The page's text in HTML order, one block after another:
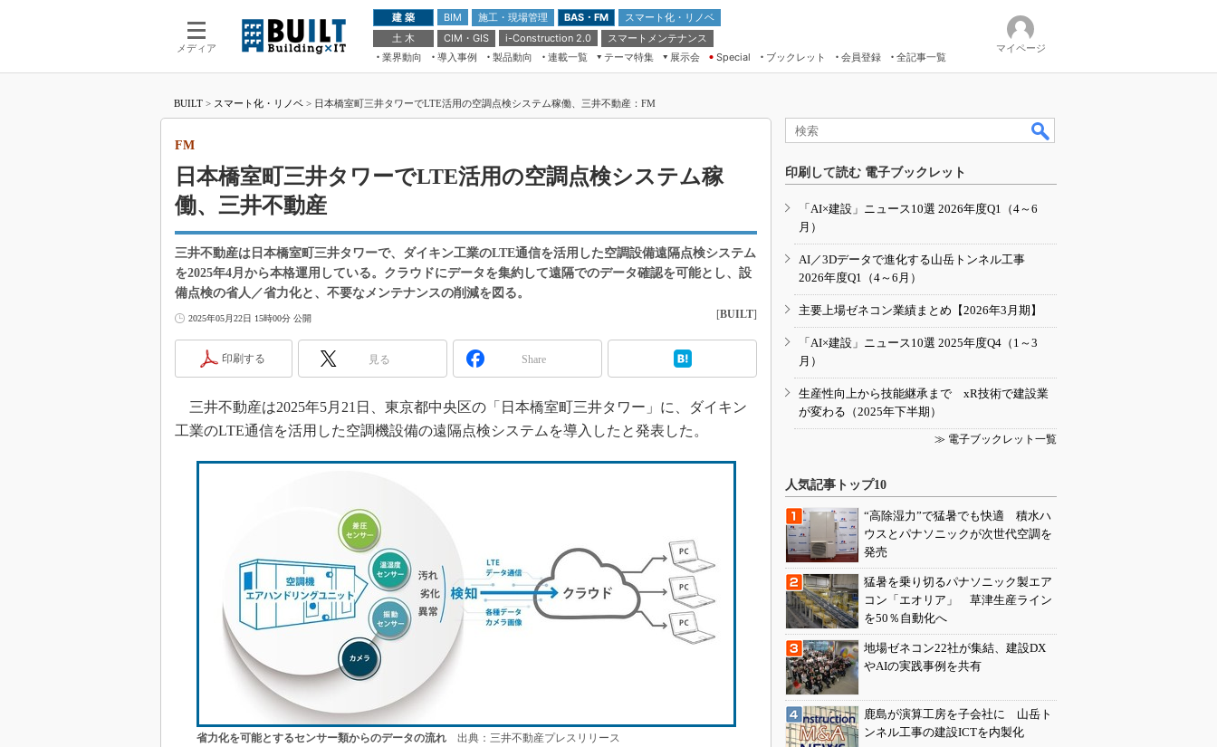
メディア
建 築 BIM 施工・現場管理 BAS・FM
スマート化・リノベ
土 木
CIM・GIS i-Construction 2.0
スマートメンテナンス
業界動向
導入事例 製品動向 連載一覧
テーマ特集
ドローンがもたらす建設業界の“ゲー
ムチェンジ” Ver.2.0
“Society5.0”時代のスマートビル
展示会
第8回 国際 建設・測量展
築・土木・不動産の先端技術展－
メンテナンス・レジリエンスOSAKA
日本 ものづくりワールド 2020
メンテナンス・レジリエンスTOKYO
IGAS2018
Special ブックレット 会員登録 全記事一覧
マイページ
BUILT > スマート化・リノベ > 日本橋室町三井タワーでLTE活用の空調点検システム稼働、三井不動産：FM
日本橋室町三井タワーでLTE活用の空調点検システム稼
働、三井不動産
FM
三井不動産は日本橋室町三井タワーで、ダイキン工業のLTE通信を活用した空調設備遠隔点検システム
を2025年4月から本格運用している。クラウドにデータを集約して遠隔でのデータ確認を可能とし、設
備点検の省人／省力化と、不要なメンテナンスの削減を図る。
2025年05月22日 15時00分 公開 [BUILT]
印刷する 見る Share
三井不動産は2025年5月21日、東京都中央区の「日本橋室町三井タワー」に、ダイキン
工業のLTE通信を活用した空調機設備の遠隔点検システムを導入したと発表した。
省力化を可能とするセンサー類からのデータの流れ出典：三井不動産プレスリリース
印刷して読む 電子ブックレット
「AI×建設」ニュース10選 2026年度Q1（4～6
月）
AI／3Dデータで進化する山岳トンネル工事
2026年度Q1（4～6月）
主要上場ゼネコン業績まとめ【2026年3月期】
「AI×建設」ニュース10選 2025年度Q4（1～3
月）
生産性向上から技能継承まで xR技術で建設業
が変わる（2025年下半期）
≫ 電子ブックレット一覧
人気記事トップ10
“高除湿力”で猛暑でも快適 積水ハ
ウスとパナソニックが次世代空調を
発売
猛暑を乗り切るパナソニック製エア
コン「エオリア」 草津生産ライン
を50％自動化へ
地場ゼネコン22社が集結、建設DX
やAIの実践事例を共有
鹿島が演算工房を子会社に 山岳ト
ンネル工事の建設ICTを内製化